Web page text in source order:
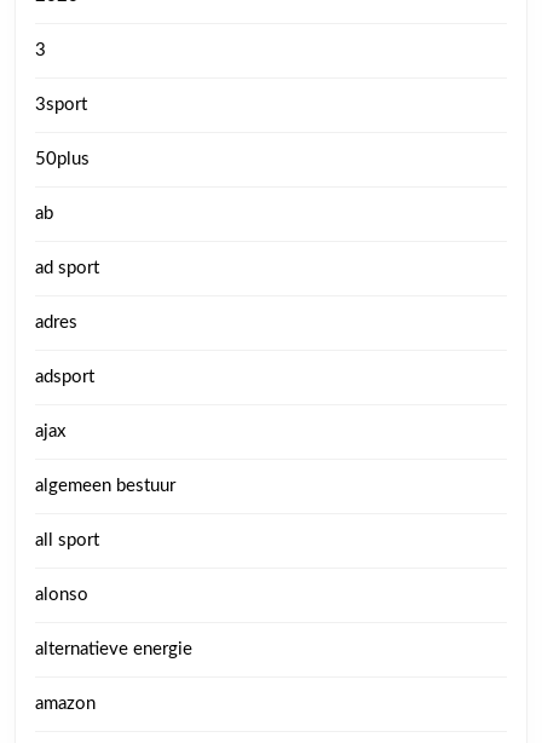
3
3sport
50plus
ab
ad sport
adres
adsport
ajax
algemeen bestuur
all sport
alonso
alternatieve energie
amazon